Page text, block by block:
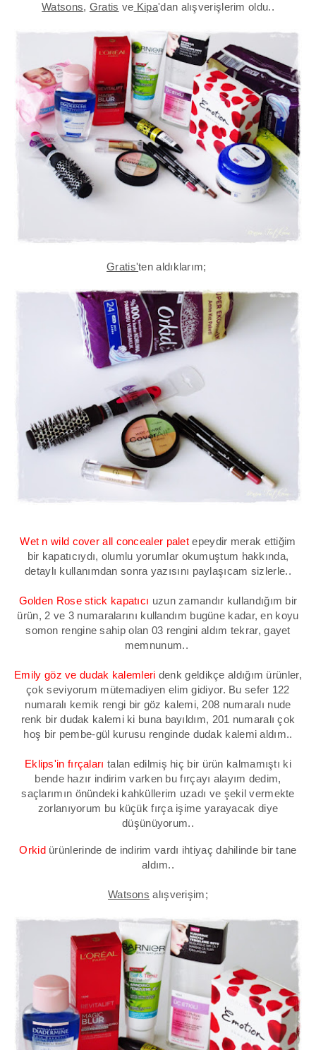
Watsons, Gratis ve Kipa'dan alışverişlerim oldu..
Gratis'ten aldıklarım;
Wet n wild cover all concealer palet epeydir merak ettiğim
bir kapatıcıydı, olumlu yorumlar okumuştum hakkında,
detaylı kullanımdan sonra yazısını paylaşıcam sizlerle..
Golden Rose stick kapatıcı uzun zamandır kullandığım bir
ürün, 2 ve 3 numaralarını kullandım bugüne kadar, en koyu
somon rengine sahip olan 03 rengini aldım tekrar, gayet
memnunum..
Emily göz ve dudak kalemleri denk geldikçe aldığım ürünler,
çok seviyorum mütemadiyen elim gidiyor. Bu sefer 122
numaralı kemik rengi bir göz kalemi, 208 numaralı nude
renk bir dudak kalemi ki buna bayıldım, 201 numaralı çok
hoş bir pembe-gül kurusu renginde dudak kalemi aldım..
Eklips'in fırçaları talan edilmiş hiç bir ürün kalmamıştı ki
bende hazır indirim varken bu fırçayı alayım dedim,
saçlarımın önündeki kahküllerim uzadı ve şekil vermekte
zorlanıyorum bu küçük fırça işime yarayacak diye
düşünüyorum..
Orkidürünlerinde de indirim vardı ihtiyaç dahilinde bir tane
aldım..
Watsons alışverişim;